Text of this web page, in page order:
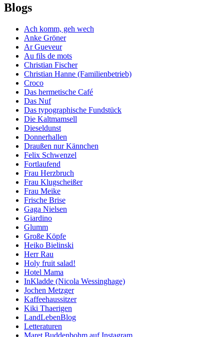
Blogs
Ach komm, geh wech
Anke Gröner
Ar Gueveur
Au fils de mots
Christian Fischer
Christian Hanne (Familienbetrieb)
Croco
Das hermetische Café
Das Nuf
Das typographische Fundstück
Die Kaltmamsell
Dieseldunst
Donnerhallen
Draußen nur Kännchen
Felix Schwenzel
Fortlaufend
Frau Herzbruch
Frau Klugscheißer
Frau Meike
Frische Brise
Gaga Nielsen
Giardino
Glumm
Große Köpfe
Heiko Bielinski
Herr Rau
Holy fruit salad!
Hotel Mama
InKladde (Nicola Wessinghage)
Jochen Metzger
Kaffeehaussitzer
Kiki Thaerigen
LandLebenBlog
Letteraturen
Maret Buddenbohm auf Instagram